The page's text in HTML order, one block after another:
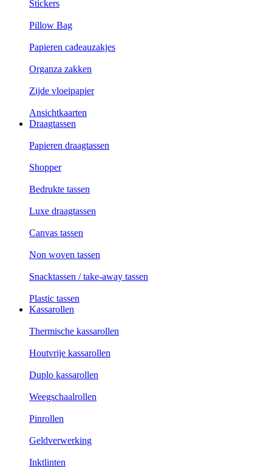
Stickers
Pillow Bag
Papieren cadeauzakjes
Organza zakken
Zijde vloeipapier
Ansichtkaarten
Draagtassen
Papieren draagtassen
Shopper
Bedrukte tassen
Luxe draagtassen
Canvas tassen
Non woven tassen
Snacktassen / take-away tassen
Plastic tassen
Kassarollen
Thermische kassarollen
Houtvrije kassarollen
Duplo kassarollen
Weegschaalrollen
Pinrollen
Geldverwerking
Inktlinten